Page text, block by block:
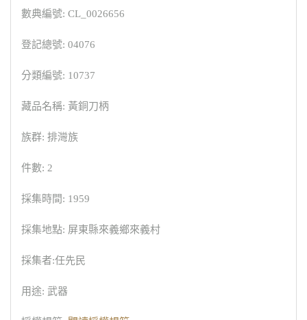
數典編號: CL_0026656
登記總號: 04076
分類編號: 10737
藏品名稱: 黃銅刀柄
族群: 排灣族
件數: 2
採集時間: 1959
採集地點: 屏東縣來義鄉來義村
採集者:任先民
用途: 武器